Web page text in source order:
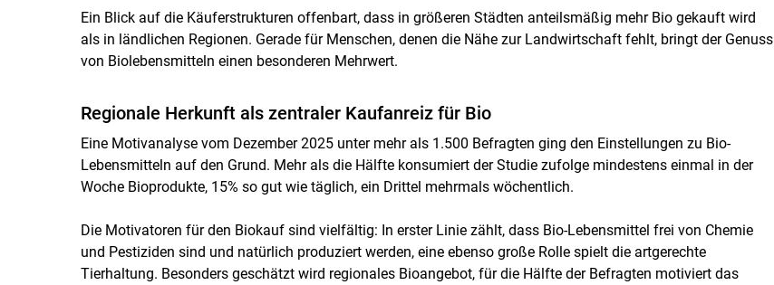
Ein Blick auf die Käuferstrukturen offenbart, dass in größeren Städten anteilsmäßig mehr Bio gekauft wird
als in ländlichen Regionen. Gerade für Menschen, denen die Nähe zur Landwirtschaft fehlt, bringt der Genuss
von Biolebensmitteln einen besonderen Mehrwert.
Regionale Herkunft als zentraler Kaufanreiz für Bio
Eine Motivanalyse vom Dezember 2025 unter mehr als 1.500 Befragten ging den Einstellungen zu Bio-
Lebensmitteln auf den Grund. Mehr als die Hälfte konsumiert der Studie zufolge mindestens einmal in der
Woche Bioprodukte, 15% so gut wie täglich, ein Drittel mehrmals wöchentlich.
Die Motivatoren für den Biokauf sind vielfältig: In erster Linie zählt, dass Bio-Lebensmittel frei von Chemie
und Pestiziden sind und natürlich produziert werden, eine ebenso große Rolle spielt die artgerechte
Tierhaltung. Besonders geschätzt wird regionales Bioangebot, für die Hälfte der Befragten motiviert das